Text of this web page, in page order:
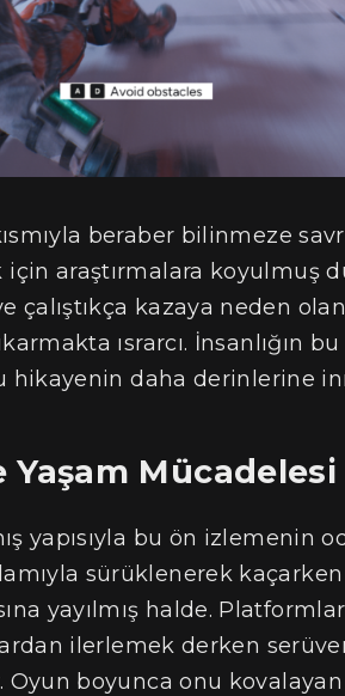
beraber bilinmeze
araştırmalara koyulmuş
çalıştıkça kazaya neden
ısrarcı. İnsanlığın
hikayenin daha derinlerine
Yaşam Mücadelesi
yapısıyla bu ön izlemenin
sürüklenerek
yayılmış halde.
ilerlemek derken
Oyun boyunca onu